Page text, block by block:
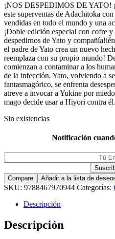
¡NOS DESPEDIMOS DE YATO!
este superventas de Adachitoka
vendidas en todo el mundo y una
¡Doble edición especial con cofre y
despedirnos de Yato y
el padre de Yato crea un nuevo
reemplaza con su propio mundo!
comienzan a contaminar a los
de la infección. Yato, volviendo a
fantasmagórico, se enfrenta
atreve a invocar a Yukine por
mago decide usar a Hiyori contra
Sin existencias
Notificación
Compare Añadir a la lista de
SKU: 9788467970944 Categorías:
Descripción
Descripción